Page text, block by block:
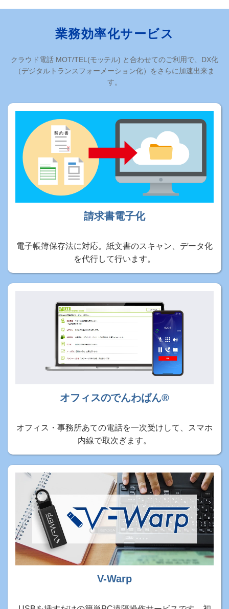
業務効率化サービス
クラウド電話 MOT/TEL(モッテル) と合わせてのご利用で、DX化
（デジタルトランスフォーメーション化）をさらに加速出来ま
す。
請求書電子化
電子帳簿保存法に対応。紙文書のスキャン、データ化
を代行して行います。
オフィスのでんわばん®
オフィス・事務所あての電話を一次受けして、スマホ
内線で取次ぎます。
V-Warp